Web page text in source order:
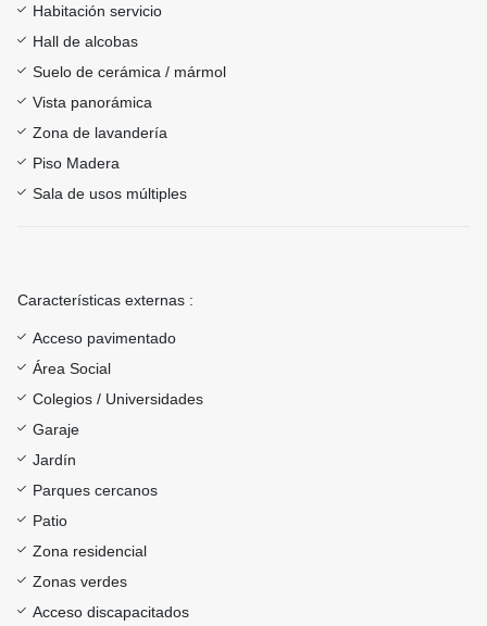
Habitación servicio
Hall de alcobas
Suelo de cerámica / mármol
Vista panorámica
Zona de lavandería
Piso Madera
Sala de usos múltiples
Características externas :
Acceso pavimentado
Área Social
Colegios / Universidades
Garaje
Jardín
Parques cercanos
Patio
Zona residencial
Zonas verdes
Acceso discapacitados